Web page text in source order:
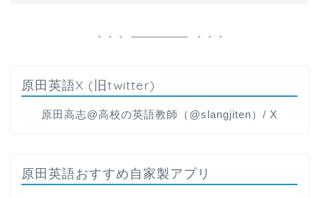
原田英語X (旧twitter)
原田高志@高校の英語教師（@slangjiten）/ X
原田英語おすすめ自家製アプリ